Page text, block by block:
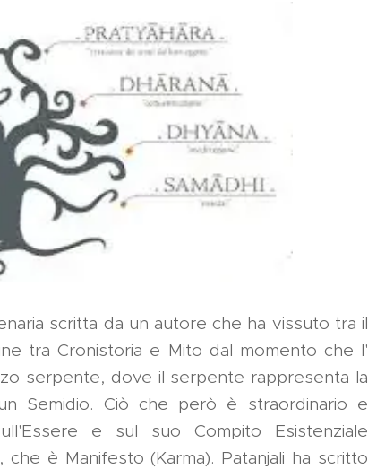
scritta da un autore che ha vissuto tra il
tra Cronistoria e Mito dal momento che l'
serpente, dove il serpente rappresenta la
Semidio. Ciò che però è straordinario e
e sul suo Compito Esistenziale
è Manifesto (Karma). Patanjali ha scritto